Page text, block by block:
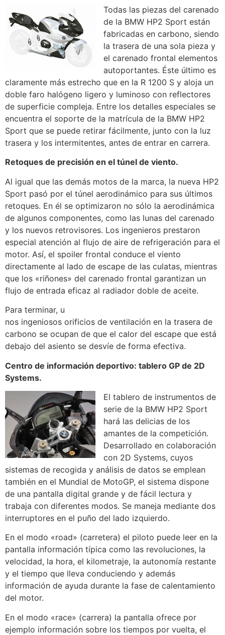
Todas las piezas del carenado
de la BMW HP2 Sport están
fabricadas en carbono, siendo
la trasera de una sola pieza y
el carenado frontal elementos
autoportantes. Éste último es
claramente más estrecho que en la R 1200 S y aloja un
doble faro halógeno ligero y luminoso con reflectores
de superficie compleja. Entre los detalles especiales se
encuentra el soporte de la matrícula de la BMW HP2
Sport que se puede retirar fácilmente, junto con la luz
trasera y los intermitentes, antes de entrar en carrera.
Retoques de precisión en el túnel de viento.
Al igual que las demás motos de la marca, la nueva HP2
Sport pasó por el túnel aerodinámico para sus últimos
retoques. En él se optimizaron no sólo la aerodinámica
de algunos componentes, como las lunas del carenado
y los nuevos retrovisores. Los ingenieros prestaron
especial atención al flujo de aire de refrigeración para el
motor. Así, el spoiler frontal conduce el viento
directamente al lado de escape de las culatas, mientras
que los «riñones» del carenado frontal garantizan un
flujo de entrada eficaz al radiador doble de aceite.
Para terminar, u
nos ingeniosos orificios de ventilación en la trasera de
carbono se ocupan de que el calor del escape que está
debajo del asiento se desvíe de forma efectiva.
Centro de información deportivo: tablero GP de 2D
Systems.
El tablero de instrumentos de
serie de la BMW HP2 Sport
hará las delicias de los
amantes de la competición.
Desarrollado en colaboración
con 2D Systems, cuyos
sistemas de recogida y análisis de datos se emplean
también en el Mundial de MotoGP, el sistema dispone
de una pantalla digital grande y de fácil lectura y
trabaja con diferentes modos. Se maneja mediante dos
interruptores en el puño del lado izquierdo.
En el modo «road» (carretera) el piloto puede leer en la
pantalla información típica como las revoluciones, la
velocidad, la hora, el kilometraje, la autonomía restante
y el tiempo que lleva conduciendo y además
información de ayuda durante la fase de calentamiento
del motor.
En el modo «race» (carrera) la pantalla ofrece por
ejemplo información sobre los tiempos por vuelta, el